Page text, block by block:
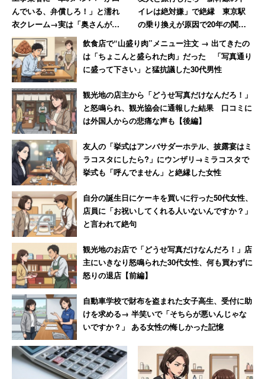
クゴクと飲みたいときには、これがベストだと思った。
ファミマカフェ
ファミマカフェは、他に比べて「ドーン」と強い苦みと甘
みを感じた。酸味も比較的強く、後味もスモーキーで口中
が一気にコーヒーの世界に持って行かれる。
自分なら気分転換でさっぱりしたいときや、濃い目の味付
けの食事をした後、口の中をリフレッシュしたいときに
は、ファミマカフェを選ぶと思う。（なお、ファミマには
んでいる、弁償しろ！」と濡れ
衣クレーム→実は「奥さんが買
い物に出てぶつけた」、真相判
明も謝罪なし
イレは絶対嫌」で絶縁 東京駅
の乗り換えが原因で20年の関係
に終止符を打った女性
飲食店で“山盛り肉”メニュー注文 → 出てきたの
は「ちょこんと盛られた肉」だった 「写真通り
に盛って下さい」と猛抗議した30代男性
観光地の店主から「どうせ写真だけなんだろ！」
と怒鳴られ、観光協会に通報した結果 口コミに
は外国人からの悲痛な声も【後編】
友人の「挙式はアンバサダーホテル、披露宴はミ
ラコスタにしたら?」にウンザリ→ミラコスタで
挙式も「呼んでません」と絶縁した女性
自分の誕生日にケーキを買いに行った50代女性、
店員に「お祝いしてくれる人いないんですか？」
と言われて絶句
観光地のお店で「どうせ写真だけなんだろ！」店
主にいきなり怒鳴られた30代女性、何も買わずに
怒りの退店【前編】
自動車学校で財布を盗まれた女子高生、受付に助
けを求める→ 半笑いで「そちらが悪いんじゃな
いですか？」 ある女性の悔しかった記憶